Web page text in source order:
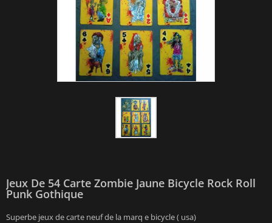
Jeux De 54 Carte Zombie Jaune Bicycle Rock Roll
Punk Gothique
Superbe jeux de carte neuf de la marq e bicycle ( usa)